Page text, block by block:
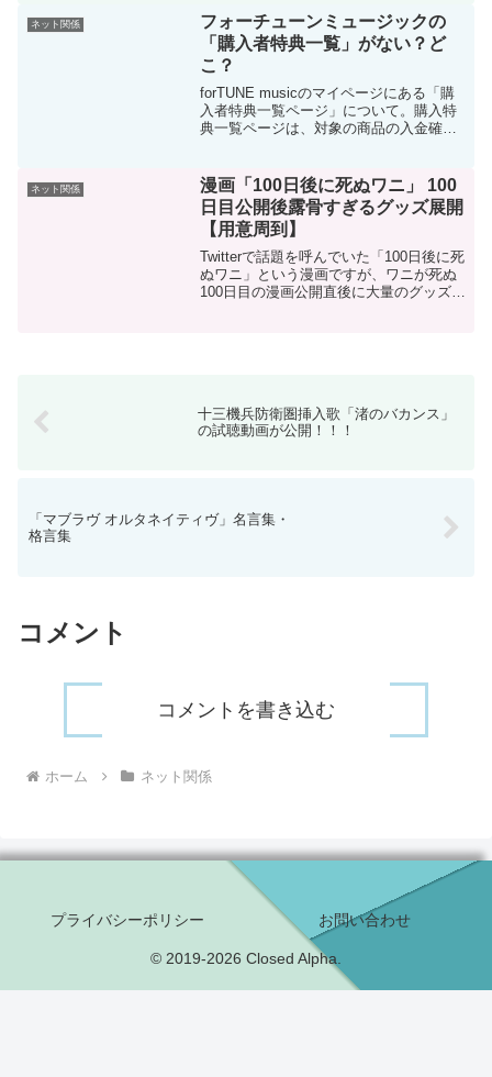
るものは宣伝にだけ...
ネット関係
フォーチューンミュージックの
「購入者特典一覧」がない？ど
こ？
forTUNE musicのマイページにある「購
入者特典一覧ページ」について。購入特
典一覧ページは、対象の商品の入金確認
像のような感じです。入金確認が完了
し...
ネット関係
漫画「100日後に死ぬワニ」 100
日目公開後露骨すぎるグッズ展開
【用意周到】
Twitterで話題を呼んでいた「100日後に死
ぬワニ」という漫画ですが、ワニが死ぬ
100日目の漫画公開直後に大量のグッズが
十三機兵防衛圏挿入歌「渚のバカンス」
の試聴動画が公開！！！
「マブラヴ オルタネイティヴ」名言集・
格言集
コメント
コメントを書き込む
ホーム ネット関係
プライバシーポリシー お問い合わせ
© 2019-2026 Closed Alpha.